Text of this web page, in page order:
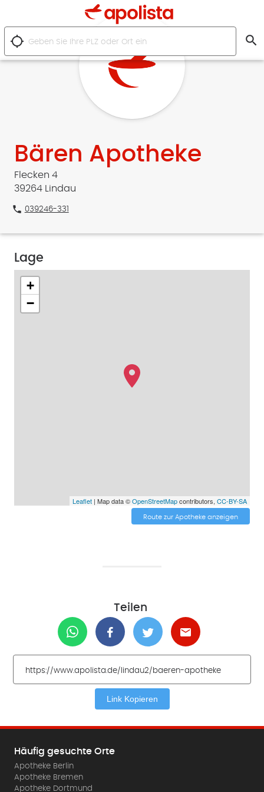
location_searching search
Bären Apotheke
Flecken 4
39264 Lindau
phone 039246-331
Lage
+
−
Leaflet| Map data ©OpenStreetMapcontributors, CC-BY-SA
Route zur Apotheke anzeigen
Teilen
Link Kopieren
Häufig gesuchte Orte
Apotheke Berlin
Apotheke Bremen
Apotheke Dortmund